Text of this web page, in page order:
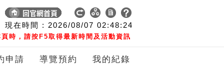
現在時間 : 2026/08/07 02:48:25
時，請按F5取得最新時間及活動資訊
申請 導覽預約 我的紀錄